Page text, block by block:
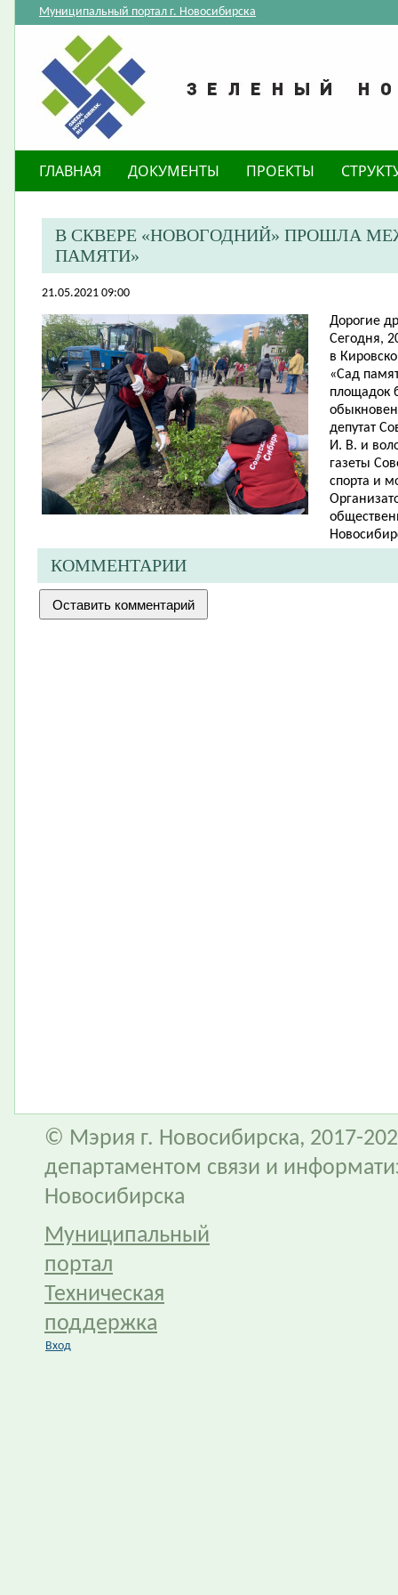
Муниципальный портал г. Новосибирска
ГЛАВНАЯ ДОКУМЕНТЫ ПРОЕКТЫ
В СКВЕРЕ «НОВОГОДНИЙ» ПРОШЛА
ПАМЯТИ»
21.05.2021 09:00
Дорогие
Сегодня,
в
«Сад
площадок
депутат
И. В. и
газеты
спорта и
КОММЕНТАРИИ
© Мэрия г. Новосибирска, 2017-
департаментом связи и
Новосибирска
Муниципальный
портал
Техническая
поддержка
Вход